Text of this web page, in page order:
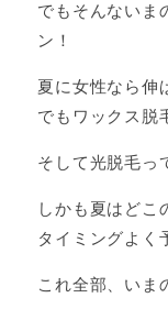
でもそんないま
ン！
夏に女性なら伸
でもワックス脱
そして光脱毛っ
しかも夏はどこ
タイミングよく
これ全部、いま